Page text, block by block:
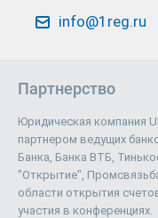
info@1reg.ru
Партнерство
Юридическая компания
партнером ведущих
Банка, Банка ВТБ,
"Открытие",
области открытия
участия в конференциях.